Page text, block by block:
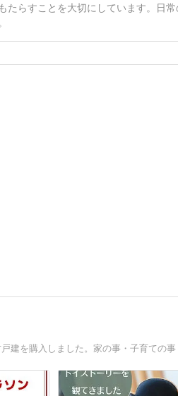
たらすことを大切にしています。日